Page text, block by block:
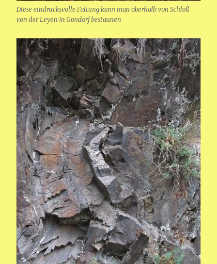
Diese eindrucksvolle Faltung kann man oberhalb von Schloß
von der Leyen in Gondorf bestaunen